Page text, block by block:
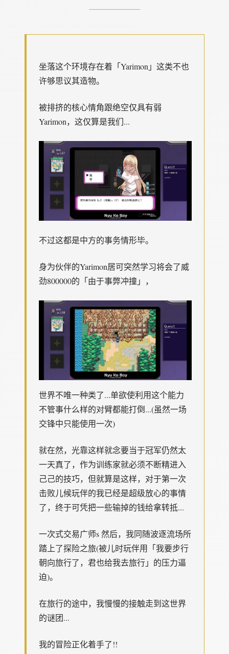
坐落这个环境存在着「Yarimon」这类不也
许够思议其造物。
被排挤的核心情角跟绝空仅具有弱
Yarimon，这仅算是我们...
不过这都是中方的事务情形毕。
身为伙伴的Yarimon居可突然学习将会了威
劲800000的「由于事弊冲撞」，
世界不唯一种类了...单欲使利用这个能力
不管事什么样的对臂都能打倒...(虽然一场
交锋中只能使用一次)
就在然，光靠这样就念要当于冠军仍然太
一天真了，作为训练家就必须不断精进入
己己的技巧，但就算是这样，对于第一次
击败儿候玩伴的我已经是超级放心的事情
了，终于可凭把一些输掉的钱给拿转抵...
一次式交易广师s 然后，我同随波逐流场所
踏上了探险之旅(被儿时玩伴用「我要步行
朝向旅行了，君也给我去旅行」的压力逼
迫)。
在旅行的途中，我慢慢的接触走到这世界
的谜团...
我的冒险正化着手了!!